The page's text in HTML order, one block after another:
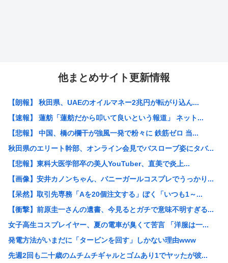
他まとめサイト更新情報
【朗報】 秋田県、UAEのオイルマネー2兆円が転がり込ん...
【速報】 蓮舫「蓮舫だから叩いて良いという報道」 ネット...
【悲報】 中国、橋の欄干が強風一発で粉々に 鉄筋ゼロ 当...
秋田県のエリート幹部、オンライン会見でバスローブ姿にタバ...
【悲報】東科大医学部卒の美人YouTuber、直美で炎上...
【画像】安井カノンちゃん、バニーガールコスプレでうっかり...
【呆然】取引先専務「Aを20個注文する」ぼく「いつも1～...
【衝撃】前原圭一さんの遺書、今見るとガチで意味不明すぎる...
女子高生コスプレイヤー、夏の電車が臭くて苦言 「洋服は一...
発電方法がいまだに「タービンを回す」しかない理由www
先週2回も二十歳のムチムチギャルとゴムあり1でヤッたが彼...